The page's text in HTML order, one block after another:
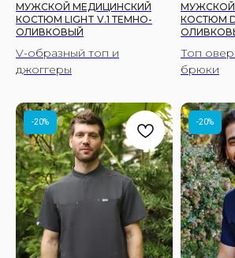
МУЖСКОЙ МЕДИЦИНСКИЙ
КОСТЮМ LIGHT V.1 ТЕМНО-
ОЛИВКОВЫЙ
V-образный топ и
джоггеры
МУЖСКОЙ
КОСТЮМ
Топ
брюки
-20% -20%
ПОЛУЧИТЕ
НА ПЕРВЫЙ